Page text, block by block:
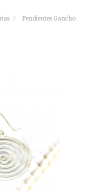
Pendientes Gancho